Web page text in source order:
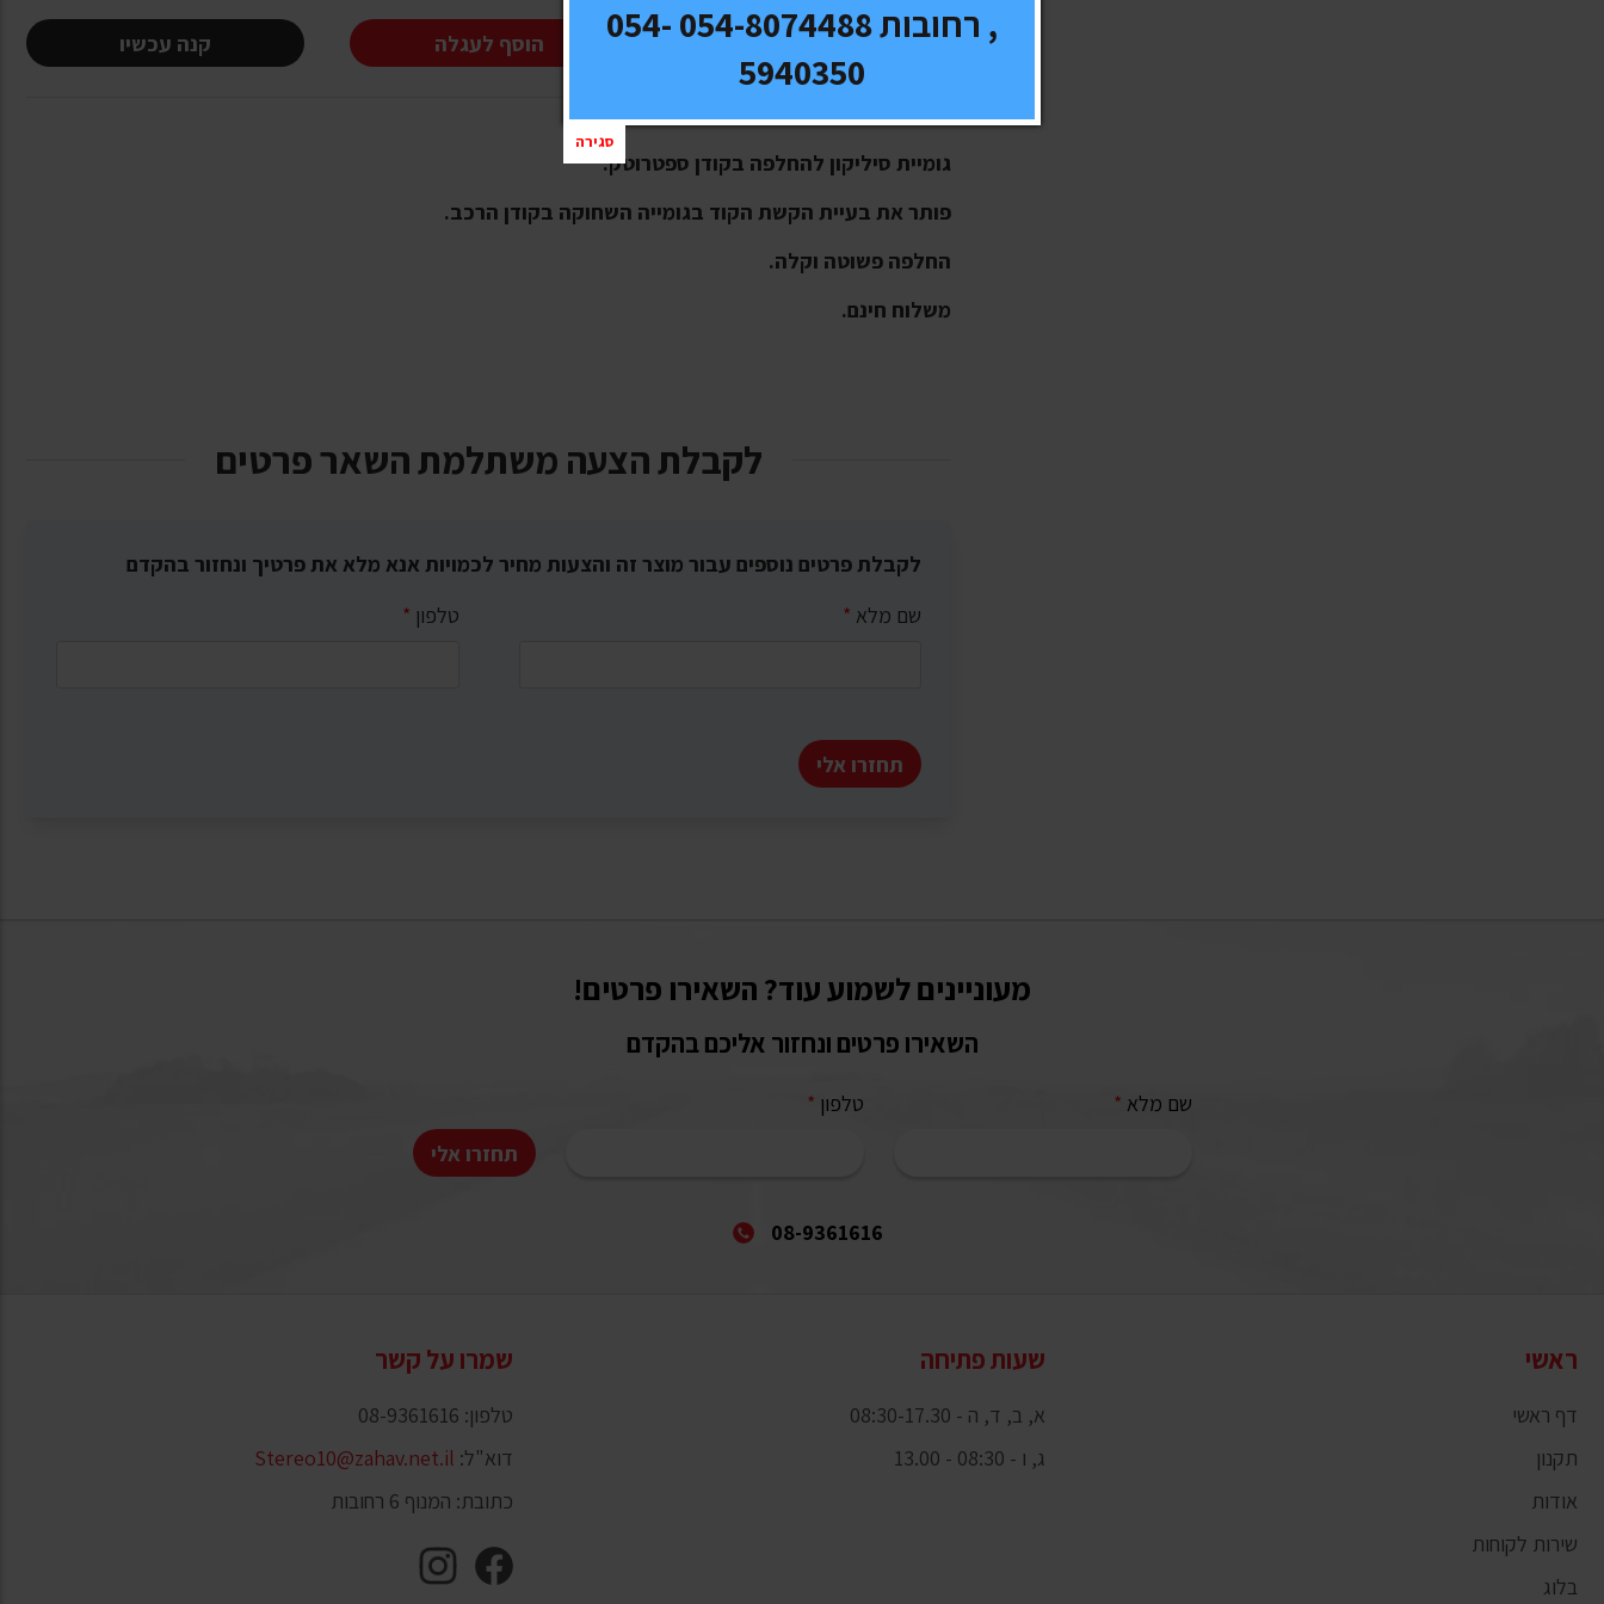
הוסף לעגלה קנה עכשיו
גומיית סיליקון להחלפה בקודן ספטרוטק.
פותר את בעיית הקשת הקוד בגומייה השחוקה בקודן הרכב.
החלפה פשוטה וקלה.
משלוח חינם.
לקבלת הצעה משתלמת השאר פרטים
לקבלת פרטים נוספים עבור מוצר זה והצעות מחיר לכמויות אנא מלא את פרטיך ונחזור בהקדם
שם מלא * טלפון *
תחזרו אלי
מעוניינים לשמוע עוד? השאירו פרטים!
השאירו פרטים ונחזור אליכם בהקדם
שם מלא * טלפון *
תחזרו אלי
08-9361616
ראשי
דף ראשי
תקנון
אודות
שירות לקוחות
בלוג
שעות פתיחה
א, ב, ד, ה - 08:30-17.30
ג, ו - 08:30 - 13.00
שמרו על קשר
טלפון: 08-9361616
דוא"ל: Stereo10@zahav.net.il
כתובת: המנוף 6 רחובות
, רחובות 054-8074488 054-
5940350
סגירה